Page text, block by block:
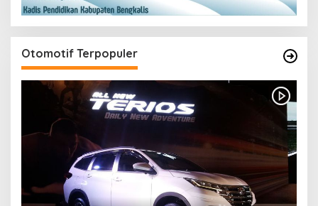
Otomotif Terpopuler